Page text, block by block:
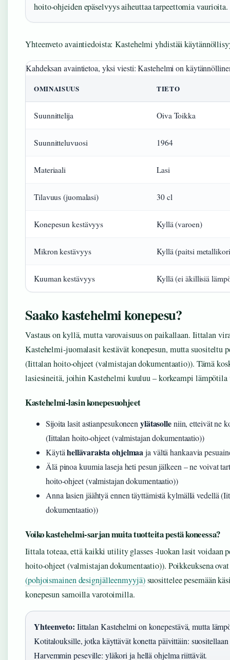
hoito-ohjeiden epäselvyys aiheuttaa tarpeettomia vaurioita.
Yhteenveto avaintiedoista: Kastehelmi yhdistää
Kahdeksan avaintietoa, yksi viesti: Kastehelmi on
OMINAISUUS TIETO
Suunnittelija Oiva Toikka
Suunnitteluvuosi 1964
Materiaali Lasi
Tilavuus (juomalasi) 30 cl
Konepesun kestävyys Kyllä (varoen)
Mikron kestävyys Kyllä (paitsi
Kuuman kestävyys Kyllä (ei äkillisiä
Saako kastehelmi konepesu?
Vastaus on kyllä, mutta varovaisuus on paikallaan. Iittalan
Kastehelmi-juomalasit kestävät konepesun, mutta suositeltu
(Iittalan hoito-ohjeet (valmistajan dokumentaatio)). Tämä
lasiesineitä, joihin Kastehelmi kuuluu – korkeampi
Kastehelmi-lasin konepesuohjeet
Sijoita lasit astianpesukoneen ylätasolleniin, etteivät ne
(Iittalan hoito-ohjeet (valmistajan dokumentaatio))
Käytähellävaraista ohjelmaaja vältä hankaavia
Älä pinoa kuumia laseja heti pesun jälkeen – ne voivat
hoito-ohjeet (valmistajan dokumentaatio))
Anna lasien jäähtyä ennen täyttämistä kylmällä vedellä
dokumentaatio))
Voiko kastehelmi-sarjan muita tuotteita pestä koneessa?
Iittala toteaa, että kaikki utility glasses -luokan lasit voidaan
hoito-ohjeet (valmistajan dokumentaatio)). Poikkeuksena
(pohjoismainen designjälleenmyyjä)suosittelee pesemään
konepesun samoilla varotoimilla.
Yhteenveto: Iittalan Kastehelmi on konepestävä, mutta
Kotitalouksille, jotka käyttävät konetta päivittäin:
Harvemmin peseville: yläkori ja hellä ohjelma riittävät.